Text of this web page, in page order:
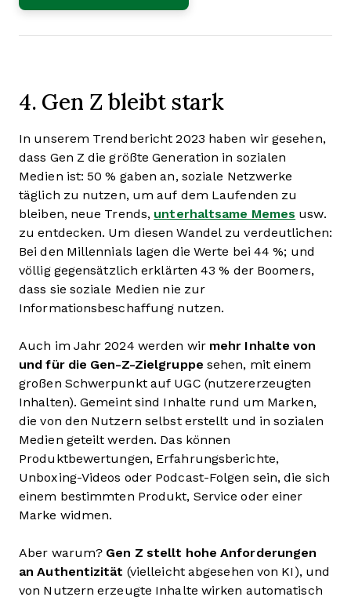
4. Gen Z bleibt stark
In unserem Trendbericht 2023 haben wir gesehen,
dass Gen Z die größte Generation in sozialen
Medien ist: 50 % gaben an, soziale Netzwerke
täglich zu nutzen, um auf dem Laufenden zu
bleiben, neue Trends, unterhaltsame Memes usw.
zu entdecken. Um diesen Wandel zu verdeutlichen:
Bei den Millennials lagen die Werte bei 44 %; und
völlig gegensätzlich erklärten 43 % der Boomers,
dass sie soziale Medien nie zur
Informationsbeschaffung nutzen.
Auch im Jahr 2024 werden wir mehr Inhalte von
und für die Gen-Z-Zielgruppe sehen, mit einem
großen Schwerpunkt auf UGC (nutzererzeugten
Inhalten). Gemeint sind Inhalte rund um Marken,
die von den Nutzern selbst erstellt und in sozialen
Medien geteilt werden. Das können
Produktbewertungen, Erfahrungsberichte,
Unboxing-Videos oder Podcast-Folgen sein, die sich
einem bestimmten Produkt, Service oder einer
Marke widmen.
Aber warum? Gen Z stellt hohe Anforderungen
an Authentizität (vielleicht abgesehen von KI), und
von Nutzern erzeugte Inhalte wirken automatisch